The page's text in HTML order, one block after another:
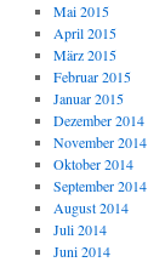
Mai 2015
April 2015
März 2015
Februar 2015
Januar 2015
Dezember 2014
November 2014
Oktober 2014
September 2014
August 2014
Juli 2014
Juni 2014